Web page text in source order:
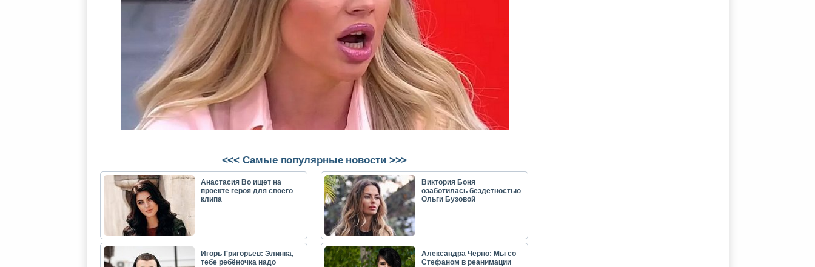
<<< Самые популярные новости >>>
Анастасия Во ищет на
проекте героя для своего
клипа
Виктория Боня
озаботилась бездетностью
Ольги Бузовой
Игорь Григорьев: Элинка,
тебе ребёночка надо
Александра Черно: Мы со
Стефаном в реанимации